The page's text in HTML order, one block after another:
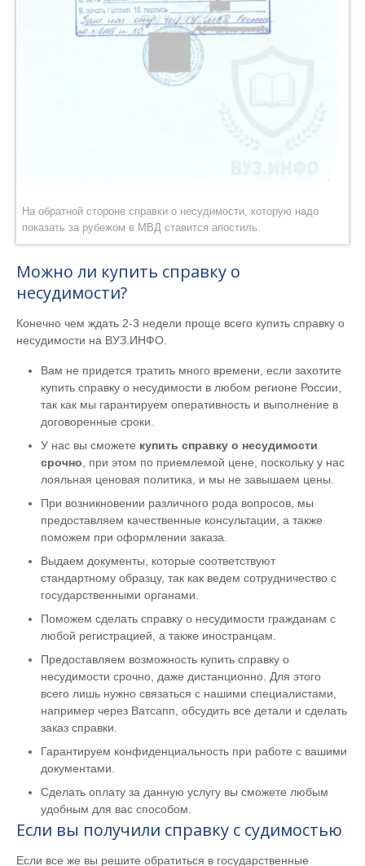
На обратной стороне справки о несудимости, которую надо
показать за рубежом в МВД ставится апостиль.
Можно ли купить справку о
несудимости?
Конечно чем ждать 2-3 недели проще всего купить справку о
несудимости на ВУЗ.ИНФО.
Вам не придется тратить много времени, если захотите
купить справку о несудимости в любом регионе России,
так как мы гарантируем оперативность и выполнение в
договоренные сроки.
У нас вы сможете купить справку о несудимости
срочно , при этом по приемлемой цене, поскольку у нас
лояльная ценовая политика, и мы не завышаем цены.
При возникновении различного рода вопросов, мы
предоставляем качественные консультации, а также
поможем при оформлении заказа.
Выдаем документы, которые соответствуют
стандартному образцу, так как ведем сотрудничество с
государственными органами.
Поможем сделать справку о несудимости гражданам с
любой регистрацией, а также иностранцам.
Предоставляем возможность купить справку о
несудимости срочно, даже дистанционно. Для этого
всего лишь нужно связаться с нашими специалистами,
например через Ватсапп, обсудить все детали и сделать
заказ справки.
Гарантируем конфиденциальность при работе с вашими
документами.
Сделать оплату за данную услугу вы сможете любым
удобным для вас способом.
Если вы получили справку с судимостью
Если все же вы решите обратиться в государственные